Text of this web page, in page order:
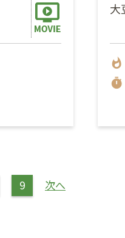
大
whatshot
timer
9 次へ